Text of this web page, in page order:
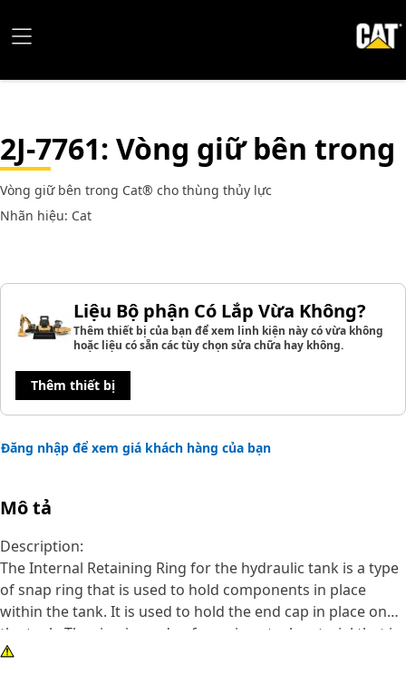
2J-7761: Vòng giữ bên trong
Vòng giữ bên trong Cat® cho thùng thủy lực
Nhãn hiệu: Cat
Liệu Bộ phận Có Lắp Vừa Không?
Thêm thiết bị của bạn để xem linh kiện này có vừa không
hoặc liệu có sẵn các tùy chọn sửa chữa hay không.
Thêm thiết bị
Đăng nhập để xem giá khách hàng của bạn
Mô tả
Description:
The Internal Retaining Ring for the hydraulic tank is a type
of snap ring that is used to hold components in place
within the tank. It is used to hold the end cap in place on
the tank. The ring is made of a spring steel material that is
compressed when it is installed, which helps to keep it in